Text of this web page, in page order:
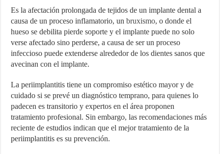
Es la afectación prolongada de tejidos de un implante dental a
causa de un proceso inflamatorio, unbruxismo, o donde el
hueso se debilita pierde soporte y el implante puede no solo
verse afectado sino perderse, a causa de ser un proceso
infeccioso puede extenderse alrededor de los dientes sanos que
avecinan con el implante.
La periimplantitis tiene un compromiso estético mayor y de
cuidado si se prevé un diagnóstico temprano, para quienes lo
padecen es transitorio y expertos en el área proponen
tratamiento profesional. Sin embargo, las recomendaciones más
reciente de estudios indican que el mejor tratamiento de la
periimplantitis es su prevención.